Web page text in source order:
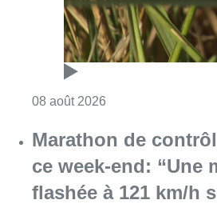
08 août 2026
Marathon de
ce week-end: “Une
flashée à 121 km/h